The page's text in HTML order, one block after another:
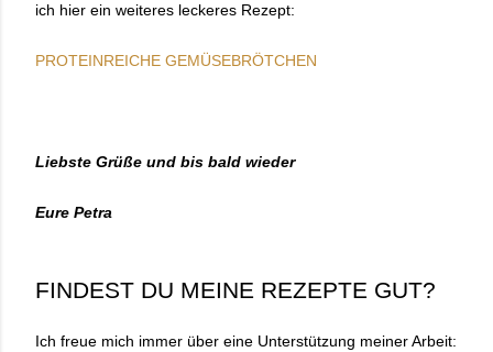
ich hier ein weiteres leckeres Rezept:
PROTEINREICHE GEMÜSEBRÖTCHEN
Liebste Grüße und bis bald wieder
Eure Petra
FINDEST DU MEINE REZEPTE GUT?
Ich freue mich immer über eine Unterstützung meiner Arbeit: